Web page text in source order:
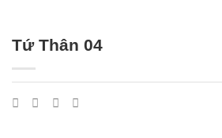
Tứ Thân 04